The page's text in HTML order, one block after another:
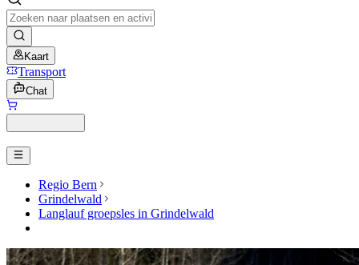
Kaart
Transport
Chat
Regio Bern
Grindelwald
Langlauf groepsles in Grindelwald